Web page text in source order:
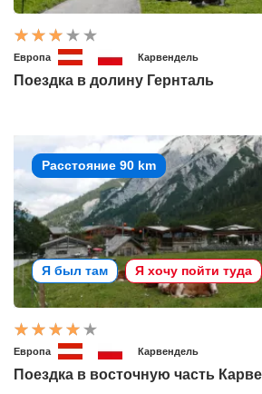
Европа Карвендель
Поездка в долину Гернталь
Расстояние 90 km
Я был там Я хочу пойти туда
Европа Карвендель
Поездка в восточную часть